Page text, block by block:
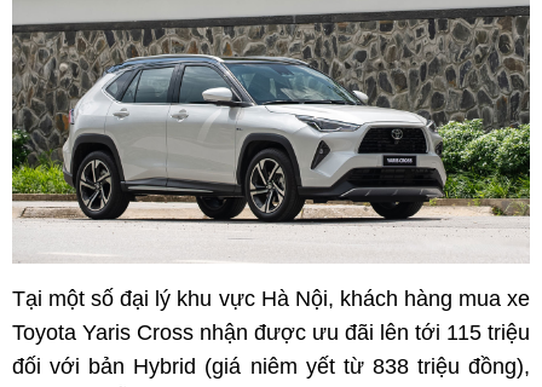
Tại một số đại lý khu vực Hà Nội, khách hàng mua xe
Toyota Yaris Cross nhận được ưu đãi lên tới 115 triệu
đối với bản Hybrid (giá niêm yết từ 838 triệu đồng),